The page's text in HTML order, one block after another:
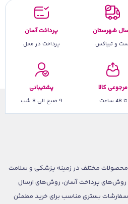
شهرستان
و تیپاکس
پرداخت آسان
پرداخت در محل
مرجوعی کالا
تا 48 ساعت
پشتیبانی
9 صبح الی 8 شب
محصولات مختلف در زمینه پزشکی و سلامت
روش‌های پرداخت آسان، روش‌های ارسال
بستری مناسب برای خرید مطمئن